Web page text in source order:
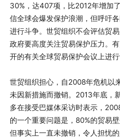
30%，达407项，比2012年增加
信全球会爆发保护浪潮，但呼吁
进行斗争。世贸组织不会评估贸
政府要高度关注贸易保护压力。
开的有关全球贸易保护会议上进行
世贸组织担心，自2008年危机以
未因新措施而撤销。2013年底，
多在接受巴媒体采访时表示，
的一个重要问题是，80%的贸易
但事实上一直未撤销，令人担忧